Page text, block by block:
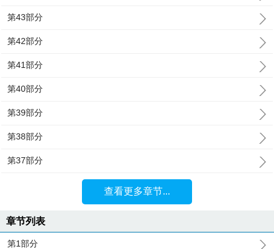
第43部分
第42部分
第41部分
第40部分
第39部分
第38部分
第37部分
查看更多章节...
章节列表
第1部分